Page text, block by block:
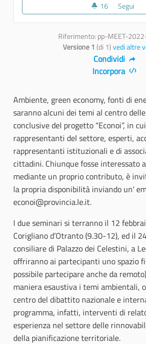
16 16
Segui
Riferimento: pp-MEET-
Versione 1 (di 1)vedi altre
Condividi
Incorpora
Ambiente, green economy, fonti di
saranno alcuni dei temi al centro
conclusive del progetto “Econoi”, in
rappresentanti del settore, esperti,
rappresentanti istituzionali e di
cittadini. Chiunque fosse interessato
mediante un proprio contributo, è
la propria disponibilità inviando un'
econoi@provincia.le.it.
I due seminari si terranno il 12
Corigliano d’Otranto (9.30-12), ed il
consiliare di Palazzo dei Celestini, a
offriranno ai partecipanti uno spazio
possibile partecipare anche da
maniera esaustiva i temi ambientali,
centro del dibattito nazionale e
programma, infatti, interventi di
esperienza nel settore delle
della pianificazione territoriale.